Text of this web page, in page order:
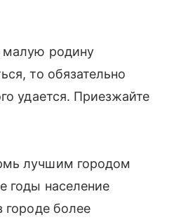
малую родину
то обязательно
удается. Приезжайте
лучшим городом
годы население
городе более